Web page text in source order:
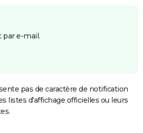
par e-mail.
pas de caractère de notification
listes d'affichage officielles ou leurs